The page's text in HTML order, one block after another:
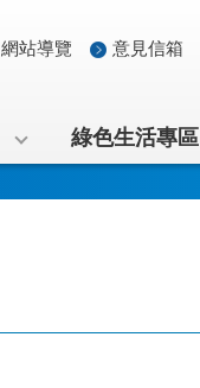
網站導覽 意見信箱
綠色生活專區